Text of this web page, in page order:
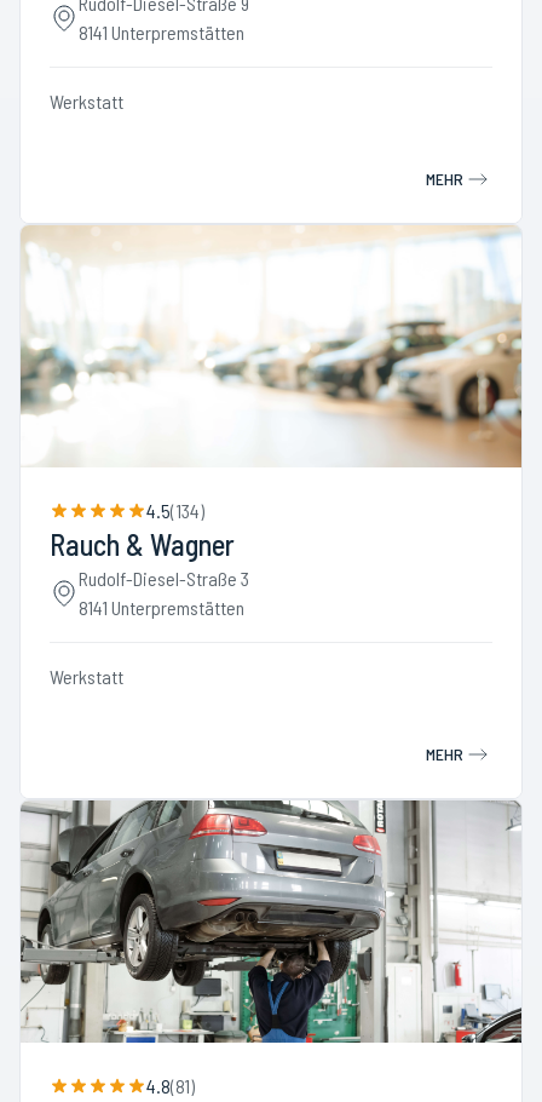
8141 Unterpremstätten
Werkstatt
MEHR
4.5(134)
Rauch & Wagner
Rudolf-Diesel-Straße 3
8141 Unterpremstätten
Werkstatt
MEHR
4.8(81)